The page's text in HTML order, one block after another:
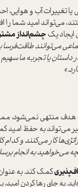
تغییرات آب و هوایی،
می‌تواند امید شما
ایجاد یک چشم‌انداز
می‌توانند طاقت‌فرسا
داستان یا تجربه ما
منتهی نمی‌شود،
می‌تواند به حفظ امید
کار می‌کنند و
می‌خواهید به انجام
کمک کند. به
به جای رها کردن